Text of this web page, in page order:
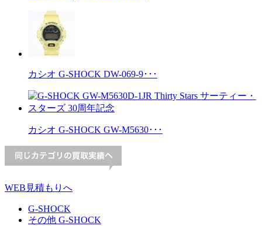
カシオ G-SHOCK DW-069-9･･･
カシオ G-SHOCK GW-M5630･･･
WEB見積もりへ
G-SHOCK
その他 G-SHOCK